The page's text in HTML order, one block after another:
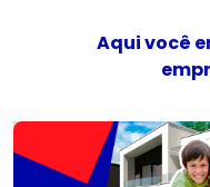
Aqui você